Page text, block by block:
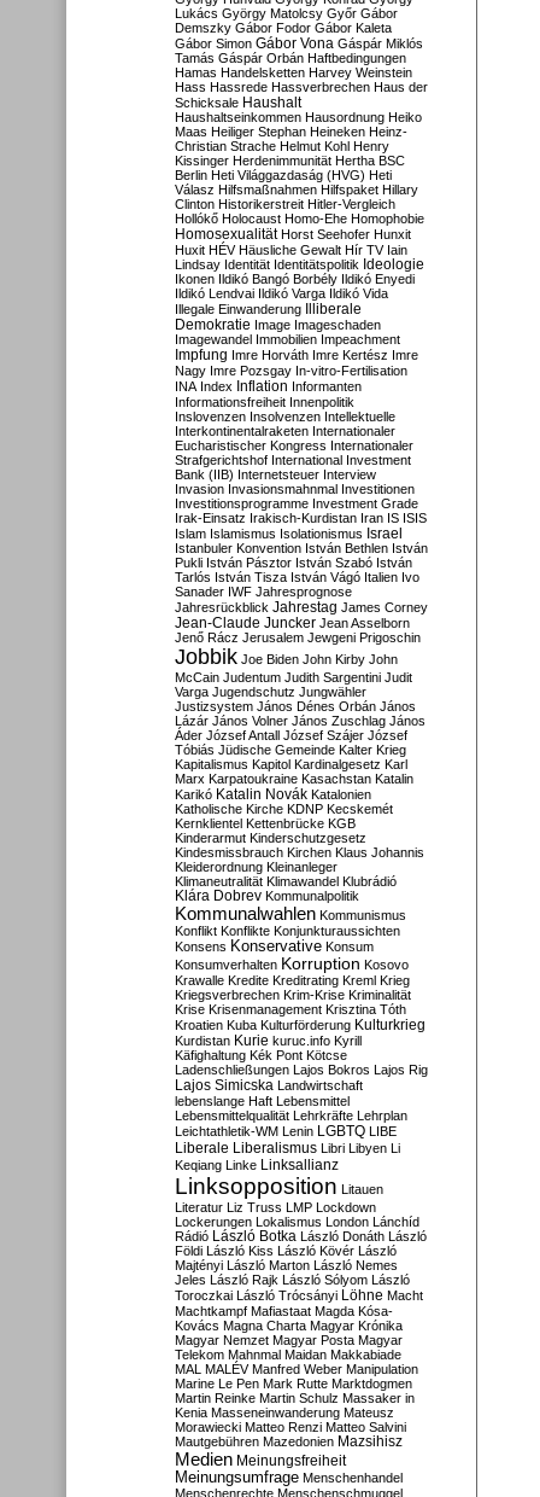
Lukács György Matolcsy Győr Gábor
Demszky Gábor Fodor Gábor Kaleta
Gábor Simon Gábor Vona Gáspár Miklós
Tamás Gáspár Orbán Haftbedingungen
Hamas Handelsketten Harvey Weinstein
Hass Hassrede Hassverbrechen Haus der
Schicksale Haushalt
Haushaltseinkommen Hausordnung Heiko
Maas Heiliger Stephan Heineken Heinz-
Christian Strache Helmut Kohl Henry
Kissinger Herdenimmunität Hertha BSC
Berlin Heti Világgazdaság (HVG) Heti
Válasz Hilfsmaßnahmen Hilfspaket Hillary
Clinton Historikerstreit Hitler-Vergleich
Hollókő Holocaust Homo-Ehe Homophobie
Homosexualität Horst Seehofer Hunxit
Huxit HÉV Häusliche Gewalt Hír TV Iain
Lindsay Identität Identitätspolitik Ideologie
Ikonen Ildikó Bangó Borbély Ildikó Enyedi
Ildikó Lendvai Ildikó Varga Ildikó Vida
Illegale Einwanderung Illiberale
Demokratie Image Imageschaden
Imagewandel Immobilien Impeachment
Impfung Imre Horváth Imre Kertész Imre
Nagy Imre Pozsgay In-vitro-Fertilisation
INA Index Inflation Informanten
Informationsfreiheit Innenpolitik
Inslovenzen Insolvenzen Intellektuelle
Interkontinentalraketen Internationaler
Eucharistischer Kongress Internationaler
Strafgerichtshof International Investment
Bank (IIB) Internetsteuer Interview
Invasion Invasionsmahnmal Investitionen
Investitionsprogramme Investment Grade
Irak-Einsatz Irakisch-Kurdistan Iran IS ISIS
Islam Islamismus Isolationismus Israel
Istanbuler Konvention István Bethlen István
Pukli István Pásztor István Szabó István
Tarlós István Tisza István Vágó Italien Ivo
Sanader IWF Jahresprognose
Jahresrückblick Jahrestag James Corney
Jean-Claude Juncker Jean Asselborn
Jenő Rácz Jerusalem Jewgeni Prigoschin
Jobbik Joe Biden John Kirby John
McCain Judentum Judith Sargentini Judit
Varga Jugendschutz Jungwähler
Justizsystem János Dénes Orbán János
Lázár János Volner János Zuschlag János
Áder József Antall József Szájer József
Tóbiás Jüdische Gemeinde Kalter Krieg
Kapitalismus Kapitol Kardinalgesetz Karl
Marx Karpatoukraine Kasachstan Katalin
Karikó Katalin Novák Katalonien
Katholische Kirche KDNP Kecskemét
Kernklientel Kettenbrücke KGB
Kinderarmut Kinderschutzgesetz
Kindesmissbrauch Kirchen Klaus Johannis
Kleiderordnung Kleinanleger
Klimaneutralität Klimawandel Klubrádió
Klára Dobrev Kommunalpolitik
Kommunalwahlen Kommunismus
Konflikt Konflikte Konjunkturaussichten
Konsens Konservative Konsum
Konsumverhalten Korruption Kosovo
Krawalle Kredite Kreditrating Kreml Krieg
Kriegsverbrechen Krim-Krise Kriminalität
Krise Krisenmanagement Krisztina Tóth
Kroatien Kuba Kulturförderung Kulturkrieg
Kurdistan Kurie kuruc.info Kyrill
Käfighaltung Kék Pont Kötcse
Ladenschließungen Lajos Bokros Lajos Rig
Lajos Simicska Landwirtschaft
lebenslange Haft Lebensmittel
Lebensmittelqualität Lehrkräfte Lehrplan
Leichtathletik-WM Lenin LGBTQ LIBE
Liberale Liberalismus Libri Libyen Li
Keqiang Linke Linksallianz
Linksopposition Litauen
Literatur Liz Truss LMP Lockdown
Lockerungen Lokalismus London Lánchíd
Rádió
László Botka László Donáth László
Földi László Kiss László Kövér László
Majtényi László Marton László Nemes
Jeles László Rajk László Sólyom László
Toroczkai László Trócsányi Löhne Macht
Machtkampf Mafiastaat Magda Kósa-
Kovács Magna Charta Magyar Krónika
Magyar Nemzet Magyar Posta Magyar
Telekom Mahnmal Maidan Makkabiade
MAL MALÉV Manfred Weber Manipulation
Marine Le Pen Mark Rutte Marktdogmen
Martin Reinke Martin Schulz Massaker in
Kenia Masseneinwanderung Mateusz
Morawiecki Matteo Renzi Matteo Salvini
Mautgebühren Mazedonien Mazsihisz
Medien Meinungsfreiheit
Meinungsumfrage Menschenhandel
Menschenrechte Menschenschmuggel